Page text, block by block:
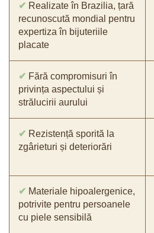
✔ Realizate în Brazilia, țară
recunoscută mondial pentru
expertiza în bijuteriile
placate
✔ Fără compromisuri în
privința aspectului și
strălucirii aurului
✔ Rezistență sporită la
zgârieturi și deteriorări
✔ Materiale hipoalergenice,
potrivite pentru persoanele
cu piele sensibilă